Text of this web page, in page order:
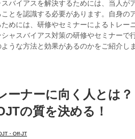
バイアスを解決するためには、当人が
とを認識する必要があります。自身の
めには、研修やセミナーによるトレー
シャスバイアス対策の研修やセミナーで
うな方法と効果があるのかをご紹介しま
ーナーに向く人とは
の質を決める！
・Off-JT